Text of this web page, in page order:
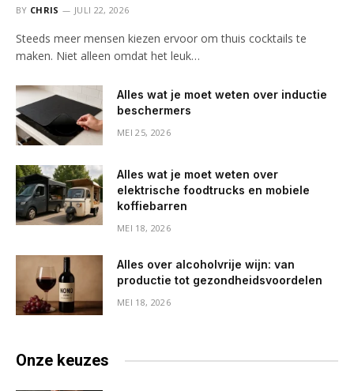
BY CHRIS JULI 22, 2026
Steeds meer mensen kiezen ervoor om thuis cocktails te
maken. Niet alleen omdat het leuk…
Alles wat je moet weten over inductie
beschermers
MEI 25, 2026
Alles wat je moet weten over
elektrische foodtrucks en mobiele
koffiebarren
MEI 18, 2026
Alles over alcoholvrije wijn: van
productie tot gezondheidsvoordelen
MEI 18, 2026
Onze keuzes